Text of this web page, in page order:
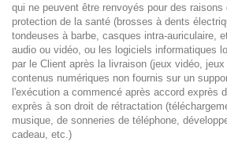
qui ne peuvent être renvoyés pour des raisons
protection de la santé (brosses à dents
tondeuses à barbe, casques intra-auriculaire,
audio ou vidéo, ou les logiciels informatiques
par le Client après la livraison (jeux vidéo,
contenus numériques non fournis sur un
l'exécution a commencé après accord exprès
exprès à son droit de rétractation
musique, de sonneries de téléphone,
cadeau, etc.)